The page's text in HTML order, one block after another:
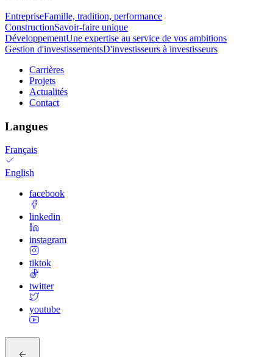
EntrepriseFamille, tradition, performance
ConstructionSavoir-faire unique
DéveloppementUne expertise au service de vos ambitions
Gestion d'investissementsD'investisseurs à investisseurs
Carrières
Projets
Actualités
Contact
Langues
Français
English
facebook
linkedin
instagram
tiktok
twitter
youtube